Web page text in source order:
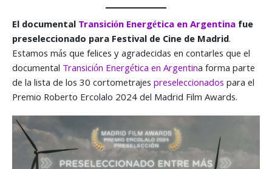
El documentalTransición Energética en Argentinafue
preseleccionado para Festival de Cine de Madrid.
Estamos más que felices y agradecidas en contarles que el
documental Transición Energética en Argentina forma parte
de la lista de los 30 cortometrajespreseleccionadospara el
Premio Roberto Ercolalo 2024 del Madrid Film Awards.